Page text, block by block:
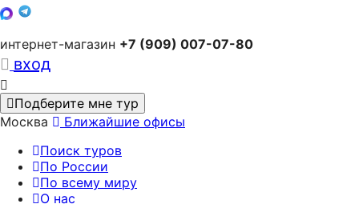
интернет-магазин +7 (909) 007-07-80
вход
Подберите мне тур
Москва
Ближайшие офисы
Поиск туров
По России
По всему миру
О нас